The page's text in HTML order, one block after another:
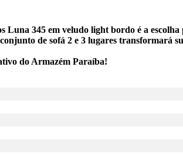
Luna 345 em veludo light bordo é a
de sofá 2 e 3 lugares transformará
do Armazém Paraíba!